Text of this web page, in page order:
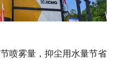
雾量，抑尘用水量节省